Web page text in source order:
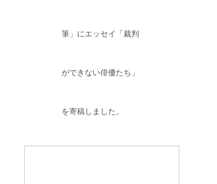
筆」にエッセイ「裁判
ができない俳優たち」
を寄稿しました。